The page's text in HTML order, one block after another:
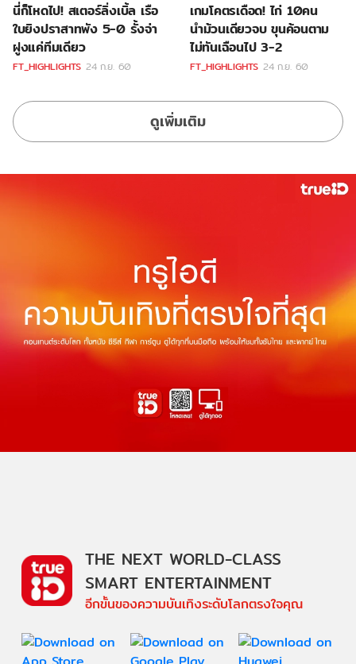
นี่ก็โหดไป! สเตอร์ลิ่งเบิ้ล เรือ
ใบยิงปราสาทพัง 5-0 รั้งจ่า
ฝูงแค่ทีมเดียว
FT_HIGHLIGHTS 24 ก.ย. 60
เกมโคตรเดือด! ไก่ 10คน
นำม้วนเดียวจบ ขุนค้อนตาม
ไม่ทันเฉือนไป 3-2
FT_HIGHLIGHTS 24 ก.ย. 60
ดูเพิ่มเติม
THE NEXT WORLD-CLASS
SMART ENTERTAINMENT
อีกขั้นของความบันเทิงระดับโลกตรงใจคุณ